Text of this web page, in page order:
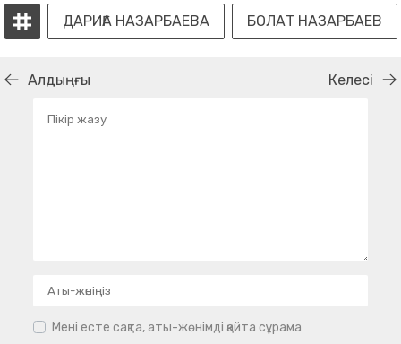
ДАРИҒА НАЗАРБАЕВА БОЛАТ НАЗАРБАЕВ
Алдыңғы Келесі
Мені есте сақта, аты-жөнімді қайта сұрама